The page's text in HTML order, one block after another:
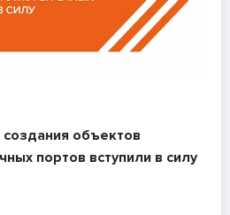
объектов
портов вступили в силу